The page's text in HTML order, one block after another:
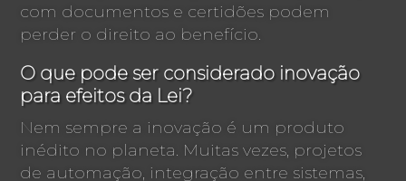
com documentos e certidões podem
perder o direito ao benefício.
O que pode ser considerado inovação
para efeitos da Lei?
Nem sempre a inovação é um produto
inédito no planeta. Muitas vezes, projetos
de automação, integração entre sistemas,